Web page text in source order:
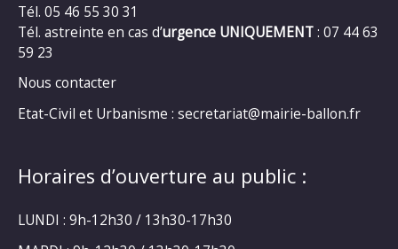
Tél. 05 46 55 30 31
Tél. astreinte en cas d’urgence UNIQUEMENT: 07 44 63
59 23
Nous contacter
Etat-Civil et Urbanisme : secretariat@mairie-ballon.fr
Horaires d’ouverture au public :
LUNDI : 9h-12h30 / 13h30-17h30